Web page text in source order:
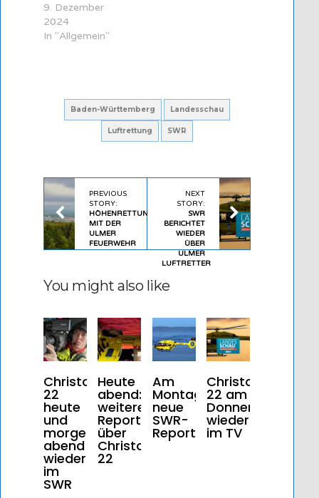
9. Dezember
2024
In "Allgemein"
Baden-Württemberg Landesschau
Luftrettung SWR
PREVIOUS
STORY:
HÖHENRETTUNGSÜBUNG
MIT DER
ULMER
FEUERWEHR
NEXT
STORY:
SWR
BERICHTET
WIEDER
ÜBER
ULMER
LUFTRETTER
You might also like
Christoph
22
heute
und
morgen
abend
wieder
im
SWR
Heute
abend:
weitere
Reportage
über
Christoph
22
Am
Montag
neue
SWR-
Reportage
Christoph
22 am
Donnerstag
wieder
im TV